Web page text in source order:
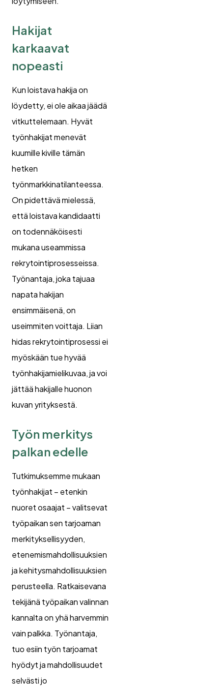
Hakijat
karkaavat
nopeasti
Kun loistava hakija on
löydetty, ei ole aikaa jäädä
vitkuttelemaan. Hyvät
työnhakijat menevät
kuumille kiville tämän
hetken
työnmarkkinatilanteessa.
On pidettävä mielessä,
että loistava kandidaatti
on todennäköisesti
mukana useammissa
rekrytointiprosesseissa.
Työnantaja, joka tajuaa
napata hakijan
ensimmäisenä, on
useimmiten voittaja. Liian
hidas rekrytointiprosessi ei
myöskään tue hyvää
työnhakijamielikuvaa, ja voi
jättää hakijalle huonon
kuvan yrityksestä.
Työn merkitys
palkan edelle
Tutkimuksemme mukaan
työnhakijat – etenkin
nuoret osaajat – valitsevat
työpaikan sen tarjoaman
merkityksellisyyden,
etenemismahdollisuuksien
ja kehitysmahdollisuuksien
perusteella. Ratkaisevana
tekijänä työpaikan valinnan
kannalta on yhä harvemmin
vain palkka. Työnantaja,
tuo esiin työn tarjoamat
hyödyt ja mahdollisuudet
selvästi jo